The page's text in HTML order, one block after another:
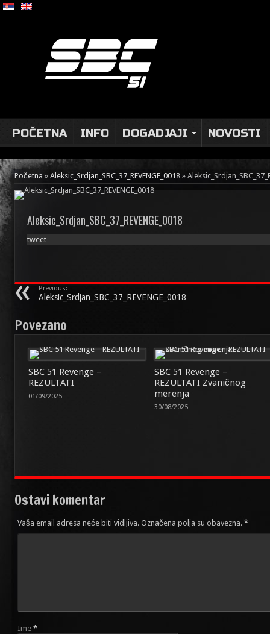
POČETNA INFO DOGADJAJI NOVOSTI
Početna » Aleksic_Srdjan_SBC_37_REVENGE_0018 »
Aleksic_Srdjan_SBC_37_REVENGE_0018
tweet
Previous:
Aleksic_Srdjan_SBC_37_REVENGE_0018
Povezano
SBC 51 Revenge –
REZULTATI
01/09/2025
SBC 51 Revenge –
REZULTATI Zvaničnog
merenja
30/08/2025
Ostavi komentar
Vaša email adresa neće biti vidljiva. Označena polja su obavezna. *
Ime *